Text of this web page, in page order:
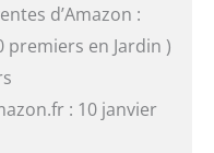
d’Amazon :
premiers en Jardin )
: 10 janvier